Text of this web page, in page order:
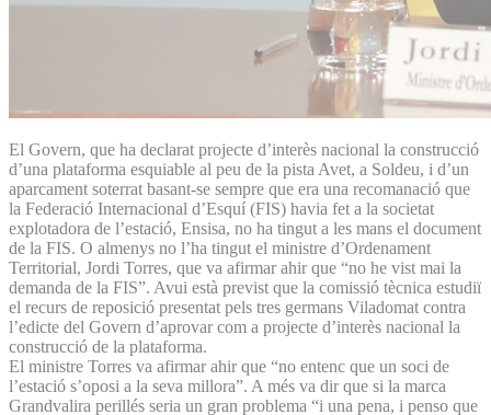
El Govern, que ha declarat projecte d’interès nacional la construcció
d’una plataforma esquiable al peu de la pista Avet, a Soldeu, i d’un
aparcament soterrat basant-se sempre que era una recomanació que
la Federació Internacional d’Esquí (FIS) havia fet a la societat
explotadora de l’estació, Ensisa, no ha tingut a les mans el document
de la FIS. O almenys no l’ha tingut el ministre d’Ordenament
Territorial, Jordi Torres, que va afirmar ahir que “no he vist mai la
demanda de la FIS”. Avui està previst que la comissió tècnica estudiï
el recurs de reposició presentat pels tres germans Viladomat contra
l’edicte del Govern d’aprovar com a projecte d’interès nacional la
construcció de la plataforma.
El ministre Torres va afirmar ahir que “no entenc que un soci de
l’estació s’oposi a la seva millora”. A més va dir que si la marca
Grandvalira perillés seria un gran problema “i una pena, i penso que